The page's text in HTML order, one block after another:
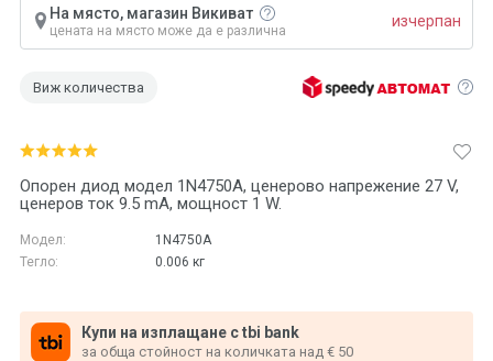
Опорен диод модел 1N4750A, ценерово напрежение 27 V,
ценеров ток 9.5 mA, мощност 1 W.
Модел:
1N4750A
Тегло:
0.006 кг
Купи на изплащане с tbi bank
за обща стойност на количката над € 50
На място, магазин Викиват
цената на място може да е различна
изчерпан
Виж количества